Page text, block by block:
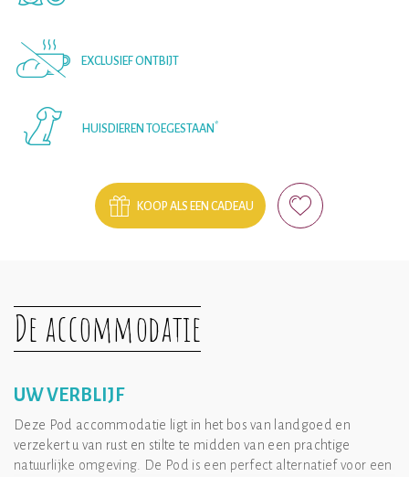
EXCLUSIEF ONTBIJT
HUISDIEREN TOEGESTAAN *
KOOP ALS EEN CADEAU
De accommodatie
UW VERBLIJF
Deze Pod accommodatie ligt in het bos van landgoed en
verzekert u van rust en stilte te midden van een prachtige
natuurlijke omgeving. De Pod is een perfect alternatief voor een